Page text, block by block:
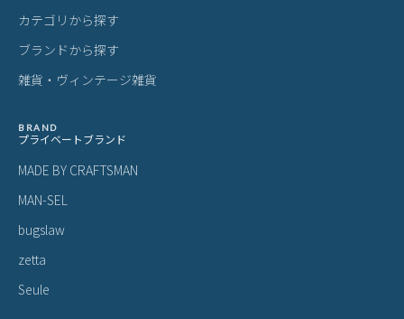
カテゴリから探す
ブランドから探す
雑貨・ヴィンテージ雑貨
BRAND
プライベートブランド
MADE BY CRAFTSMAN
MAN-SEL
bugslaw
zetta
Seule